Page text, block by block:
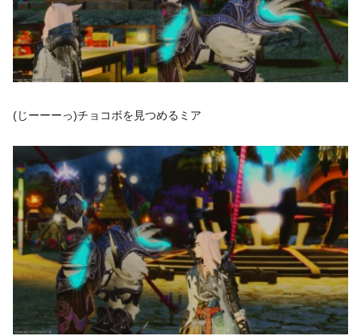
(じーーーっ)チョコボを見つめるミア